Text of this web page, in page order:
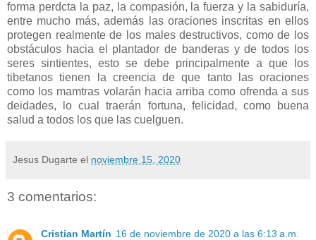
forma perdcta la paz, la compasión, la fuerza y la sabiduría,
entre mucho más, además las oraciones inscritas en ellos
protegen realmente de los males destructivos, como de los
obstáculos hacia el plantador de banderas y de todos los
seres sintientes, esto se debe principalmente a que los
tibetanos tienen la creencia de que tanto las oraciones
como los mamtras volarán hacia arriba como ofrenda a sus
deidades, lo cual traerán fortuna, felicidad, como buena
salud a todos los que las cuelguen.
Jesus Dugarte el noviembre 15, 2020
3 comentarios:
Cristian Martín 16 de noviembre de 2020 a las 6:13 a.m.